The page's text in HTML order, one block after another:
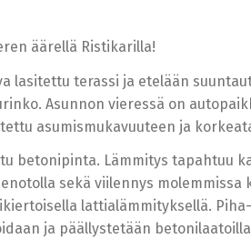
äärellä Ristikarilla!
lasitettu terassi ja etelään
Asunnon vieressä on
asumismukavuuteen ja
betonipinta. Lämmitys tapahtuu
sekä viilennys
lattialämmityksellä.
ja päällystetään